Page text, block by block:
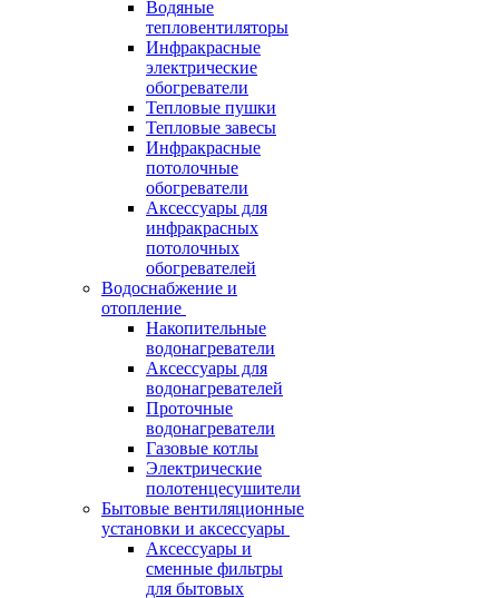
Водяные
тепловентиляторы
Инфракрасные
электрические
обогреватели
Тепловые пушки
Тепловые завесы
Инфракрасные
потолочные
обогреватели
Аксессуары для
инфракрасных
потолочных
обогревателей
Водоснабжение и
отопление
Накопительные
водонагреватели
Аксессуары для
водонагревателей
Проточные
водонагреватели
Газовые котлы
Электрические
полотенцесушители
Бытовые вентиляционные
установки и аксессуары
Аксессуары и
сменные фильтры
для бытовых